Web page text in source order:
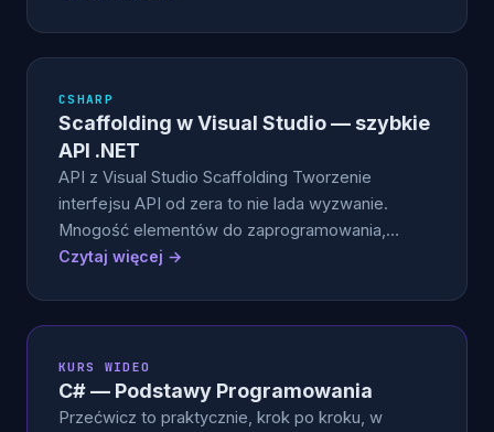
CSHARP
Scaffolding w Visual Studio — szybkie
API .NET
API z Visual Studio Scaffolding Tworzenie
interfejsu API od zera to nie lada wyzwanie.
Mnogość elementów do zaprogramowania,…
Czytaj więcej →
KURS WIDEO
C# — Podstawy Programowania
Przećwicz to praktycznie, krok po kroku, w